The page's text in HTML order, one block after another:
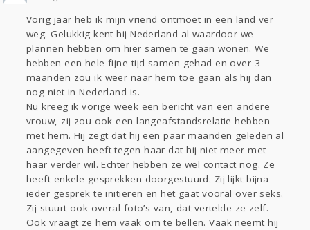
Gevraagd
Horen Doen
Zien
Lezen
Vorig jaar heb ik mijn vriend ontmoet in een land ver
weg. Gelukkig kent hij Nederland al waardoor we
plannen hebben om hier samen te gaan wonen. We
hebben een hele fijne tijd samen gehad en over 3
maanden zou ik weer naar hem toe gaan als hij dan
nog niet in Nederland is.
Nu kreeg ik vorige week een bericht van een andere
vrouw, zij zou ook een langeafstandsrelatie hebben
met hem. Hij zegt dat hij een paar maanden geleden al
aangegeven heeft tegen haar dat hij niet meer met
haar verder wil. Echter hebben ze wel contact nog. Ze
heeft enkele gesprekken doorgestuurd. Zij lijkt bijna
ieder gesprek te initiëren en het gaat vooral over seks.
Zij stuurt ook overal foto’s van, dat vertelde ze zelf.
Ook vraagt ze hem vaak om te bellen. Vaak neemt hij